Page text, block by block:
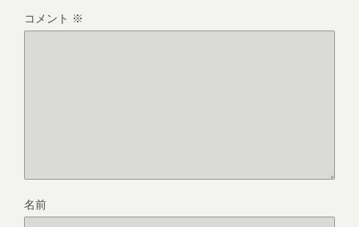
コメント ※
名前